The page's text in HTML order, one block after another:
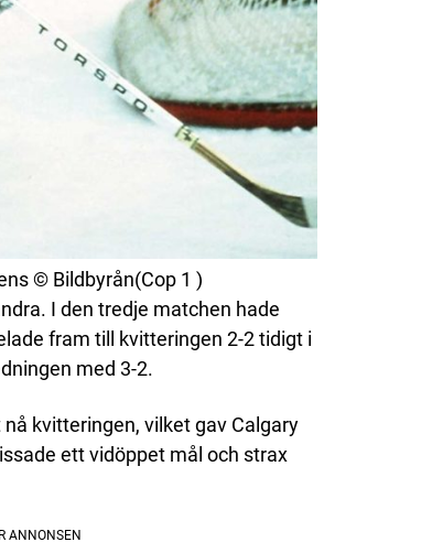
© Bildbyrån(Cop 1 )
I den tredje matchen hade
fram till kvitteringen 2-2 tidigt i
med 3-2.
kvitteringen, vilket gav Calgary
ett vidöppet mål och strax